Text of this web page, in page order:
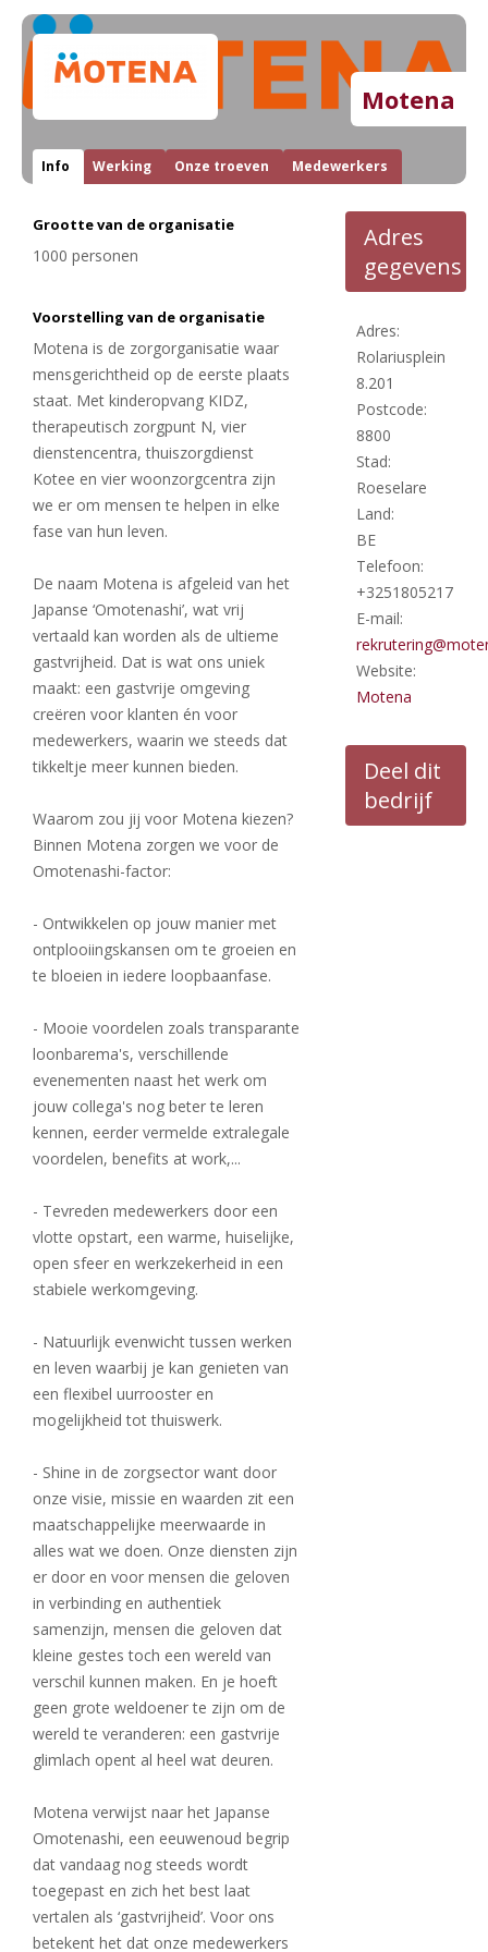
Motena
Info Werking Onze troeven Medewerkers
Grootte van de organisatie
1000 personen
Voorstelling van de organisatie
Motena is de zorgorganisatie waar
mensgerichtheid op de eerste plaats
staat. Met kinderopvang KIDZ,
therapeutisch zorgpunt N, vier
dienstencentra, thuiszorgdienst
Kotee en vier woonzorgcentra zijn
we er om mensen te helpen in elke
fase van hun leven.
De naam Motena is afgeleid van het
Japanse ‘Omotenashi’, wat vrij
vertaald kan worden als de ultieme
gastvrijheid. Dat is wat ons uniek
maakt: een gastvrije omgeving
creëren voor klanten én voor
medewerkers, waarin we steeds dat
tikkeltje meer kunnen bieden.
Waarom zou jij voor Motena kiezen?
Binnen Motena zorgen we voor de
Omotenashi-factor:
- Ontwikkelen op jouw manier met
ontplooiingskansen om te groeien en
te bloeien in iedere loopbaanfase.
- Mooie voordelen zoals transparante
loonbarema's, verschillende
evenementen naast het werk om
jouw collega's nog beter te leren
kennen, eerder vermelde extralegale
voordelen, benefits at work,...
- Tevreden medewerkers door een
vlotte opstart, een warme, huiselijke,
open sfeer en werkzekerheid in een
stabiele werkomgeving.
- Natuurlijk evenwicht tussen werken
en leven waarbij je kan genieten van
een flexibel uurrooster en
mogelijkheid tot thuiswerk.
- Shine in de zorgsector want door
onze visie, missie en waarden zit een
maatschappelijke meerwaarde in
alles wat we doen. Onze diensten zijn
er door en voor mensen die geloven
in verbinding en authentiek
samenzijn, mensen die geloven dat
kleine gestes toch een wereld van
verschil kunnen maken. En je hoeft
geen grote weldoener te zijn om de
wereld te veranderen: een gastvrije
glimlach opent al heel wat deuren.
Motena verwijst naar het Japanse
Omotenashi, een eeuwenoud begrip
dat vandaag nog steeds wordt
toegepast en zich het best laat
vertalen als ‘gastvrijheid’. Voor ons
betekent het dat onze medewerkers
Adres
gegevens
Adres:
Rolariusplein
8.201
Postcode:
8800
Stad:
Roeselare
Land:
BE
Telefoon:
+3251805217
E-mail:
Website:
Motena
Deel dit
bedrijf